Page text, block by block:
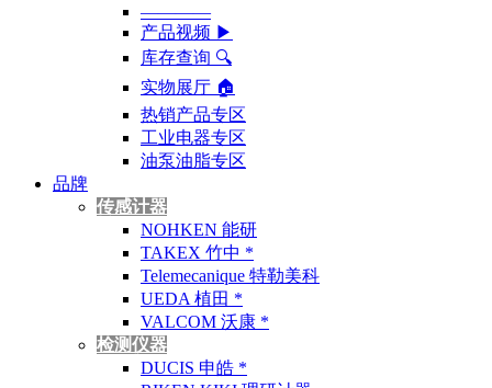
————
产品视频 ▶
库存查询 🔍︎
实物展厅 🏠︎
热销产品专区
工业电器专区
油泵油脂专区
品牌
传感计器
NOHKEN 能研
TAKEX 竹中 *
Telemecanique 特勒美科
UEDA 植田 *
VALCOM 沃康 *
检测仪器
DUCIS 申皓 *